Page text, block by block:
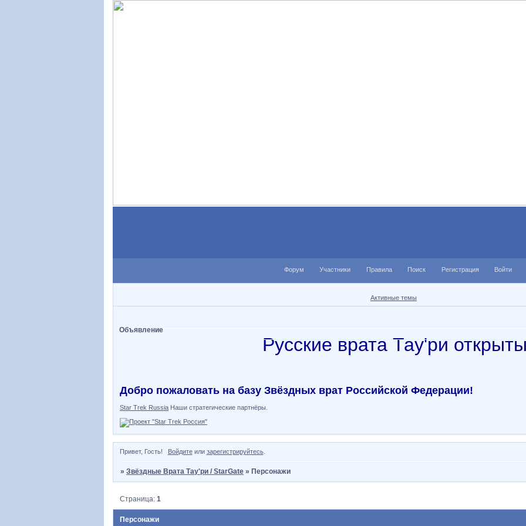
Форум Участники Правила Поиск Регистрация Войти
Активные темы
Объявление
Русские врата Тау'ри
Добро пожаловать на базу Звёздных врат Российской Федерации!
Star Trek Russia Наши стратегические партнёры.
Привет, Гость! Войдитеили зарегистрируйтесь.
»Звёздные Врата Тау'ри / StarGate » Персонажи
Персонажи
Страница:1